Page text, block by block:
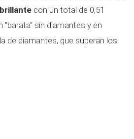
con un total de 0,51
"barata" sin diamantes y en
de diamantes, que superan los